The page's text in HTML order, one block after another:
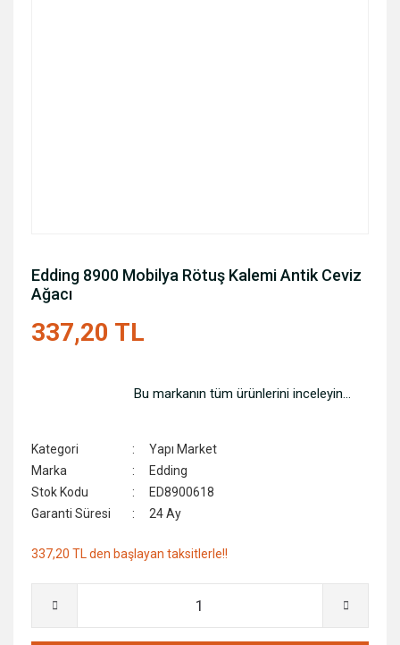
Edding 8900 Mobilya Rötuş Kalemi Antik Ceviz
Ağacı
337,20 TL
Bu markanın tüm ürünlerini inceleyin...
Kategori
Yapı Market
Marka
Edding
Stok Kodu
ED8900618
Garanti Süresi
24 Ay
337,20 TL den başlayan taksitlerle!!